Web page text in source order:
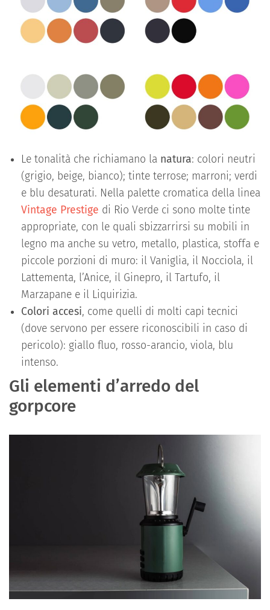
Le tonalità che richiamano la natura: colori neutri
(grigio, beige, bianco); tinte terrose; marroni; verdi
e blu desaturati. Nella palette cromatica della linea
Vintage Prestige di Rio Verde ci sono molte tinte
appropriate, con le quali sbizzarrirsi su mobili in
legno ma anche su vetro, metallo, plastica, stoffa e
piccole porzioni di muro: il Vaniglia, il Nocciola, il
Lattementa, l’Anice, il Ginepro, il Tartufo, il
Marzapane e il Liquirizia.
Colori accesi, come quelli di molti capi tecnici
(dove servono per essere riconoscibili in caso di
pericolo): giallo fluo, rosso-arancio, viola, blu
intenso.
Gli elementi d’arredo del
gorpcore